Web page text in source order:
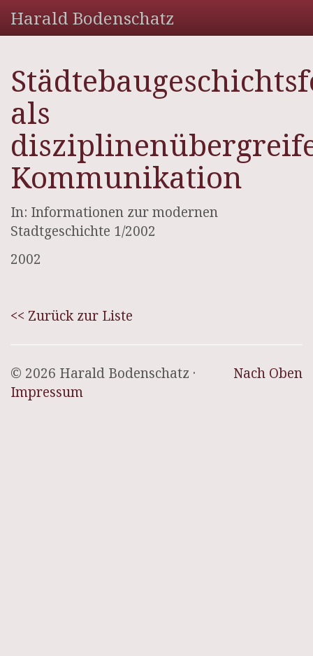
Harald Bodenschatz
als
Kommunikation
In: Informationen zur modernen
Stadtgeschichte 1/2002
2002
<< Zurück zur Liste
Nach Oben
© 2026 Harald Bodenschatz ·
Impressum